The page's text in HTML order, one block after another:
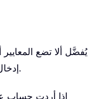
إدخال معلومات جديدة إليها أمرًا غير مريح.